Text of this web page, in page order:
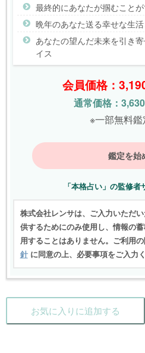
最終的にあなたが掴むこと
晩年のあなた送る幸せな生
あなたの望んだ未来を引き
イス
会員価格：
通常価格：
※一部無料
鑑定を始
「本格占い」の監修
株式会社レンサは、ご入力いただ
供するためにのみ使用し、情報の
用することはありません。ご利用
針に同意の上、必要事項をご入力く
お気に入りに追加する